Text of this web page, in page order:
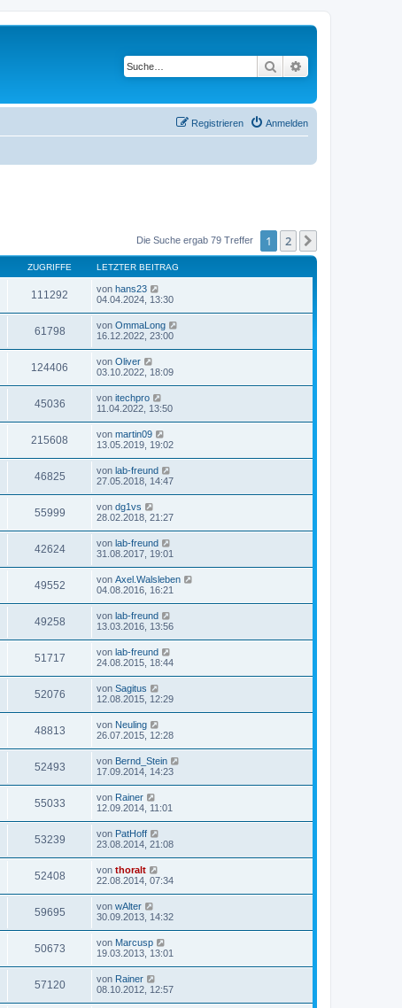
Suche
Anmelden
Registrieren
Die Suche ergab 79 Treffer 1 2
ZUGRIFFE LETZTER BEITRAG
111292 von hans23
04.04.2024, 13:30
61798 von OmmaLong
16.12.2022, 23:00
124406 von Oliver
03.10.2022, 18:09
45036 von itechpro
11.04.2022, 13:50
215608 von martin09
13.05.2019, 19:02
46825 von lab-freund
27.05.2018, 14:47
55999 von dg1vs
28.02.2018, 21:27
42624 von lab-freund
31.08.2017, 19:01
49552 von Axel.Walsleben
04.08.2016, 16:21
49258 von lab-freund
13.03.2016, 13:56
51717 von lab-freund
24.08.2015, 18:44
52076 von Sagitus
12.08.2015, 12:29
48813 von Neuling
26.07.2015, 12:28
52493 von Bernd_Stein
17.09.2014, 14:23
55033 von Rainer
12.09.2014, 11:01
53239 von PatHoff
23.08.2014, 21:08
52408 von thoralt
22.08.2014, 07:34
59695 von wAlter
30.09.2013, 14:32
50673 von Marcusp
19.03.2013, 13:01
57120 von Rainer
08.10.2012, 12:57